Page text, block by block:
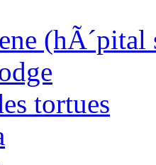
(hÃ´pital
tortues